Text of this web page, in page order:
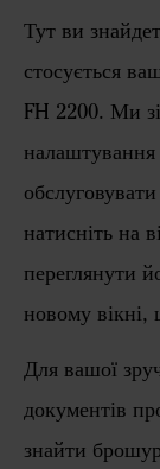
Тут ви
стосується
FH 2200. Ми
налаштування
натисніть на
переглянути
новому вікні,
Для вашої
документів
знайти